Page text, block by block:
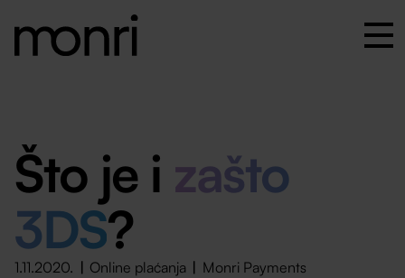
Što je i zašto
3DS?
1.11.2020. Online plaćanja Monri Payments